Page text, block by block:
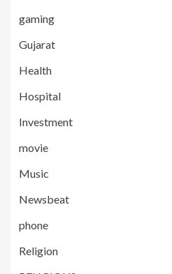
gaming
Gujarat
Health
Hospital
Investment
movie
Music
Newsbeat
phone
Religion